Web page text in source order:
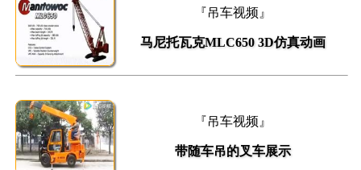
『吊车视频』
马尼托瓦克MLC650 3D仿真动画
『吊车视频』
带随车吊的叉车展示